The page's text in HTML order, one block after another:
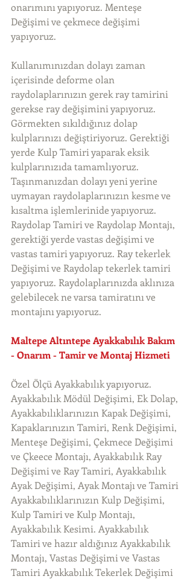
onarımını yapıyoruz. Menteşe
Değişimi ve çekmece değişimi
yapıyoruz.
Kullanımınızdan dolayı zaman
içerisinde deforme olan
raydolaplarınızın gerek ray tamirini
gerekse ray değişimini yapıyoruz.
Görmekten sıkıldığınız dolap
kulplarınızı değiştiriyoruz. Gerektiği
yerde Kulp Tamiri yaparak eksik
kulplarınızıda tamamlıyoruz.
Taşınmanızdan dolayı yeni yerine
uymayan raydolaplarınızın kesme ve
kısaltma işlemlerinide yapıyoruz.
Raydolap Tamiri ve Raydolap Montajı,
gerektiği yerde vastas değişimi ve
vastas tamiri yapıyoruz. Ray tekerlek
Değişimi ve Raydolap tekerlek tamiri
yapıyoruz. Raydolaplarınızda aklınıza
gelebilecek ne varsa tamiratını ve
montajını yapıyoruz.
Maltepe Altıntepe Ayakkabılık Bakım
- Onarım - Tamir ve Montaj Hizmeti
Özel Ölçü Ayakkabılık yapıyoruz.
Ayakkabılık Mödül Değişimi, Ek Dolap,
Ayakkabılıklarınızın Kapak Değişimi,
Kapaklarınızın Tamiri, Renk Değişimi,
Menteşe Değişimi, Çekmece Değişimi
ve Çkeece Montajı, Ayakkabılık Ray
Değişimi ve Ray Tamiri, Ayakkabılık
Ayak Değişimi, Ayak Montajı ve Tamiri
Ayakkabılıklarınızın Kulp Değişimi,
Kulp Tamiri ve Kulp Montajı,
Ayakkabılık Kesimi. Ayakkabılık
Tamiri ve hazır aldığınız Ayakkabılık
Montajı, Vastas Değişimi ve Vastas
Tamiri Ayakkabılık Tekerlek Değişimi